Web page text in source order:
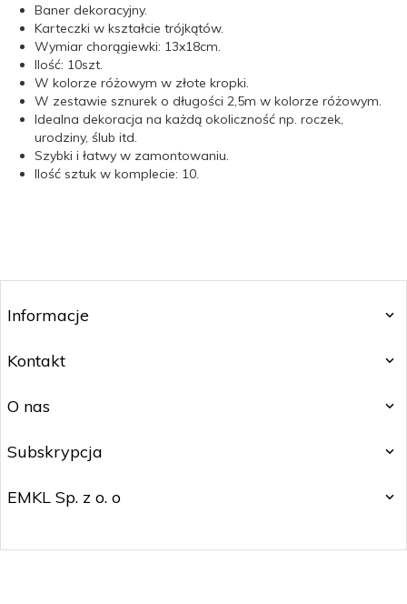
Baner dekoracyjny.
Karteczki w kształcie trójkątów.
Wymiar chorągiewki: 13x18cm.
Ilość: 10szt.
W kolorze różowym w złote kropki.
W zestawie sznurek o długości 2,5m w kolorze różowym.
Idealna dekoracja na każdą okoliczność np. roczek,
urodziny, ślub itd.
Szybki i łatwy w zamontowaniu.
Ilość sztuk w komplecie: 10.
Informacje
Kontakt
O nas
Subskrypcja
EMKL Sp. z o. o